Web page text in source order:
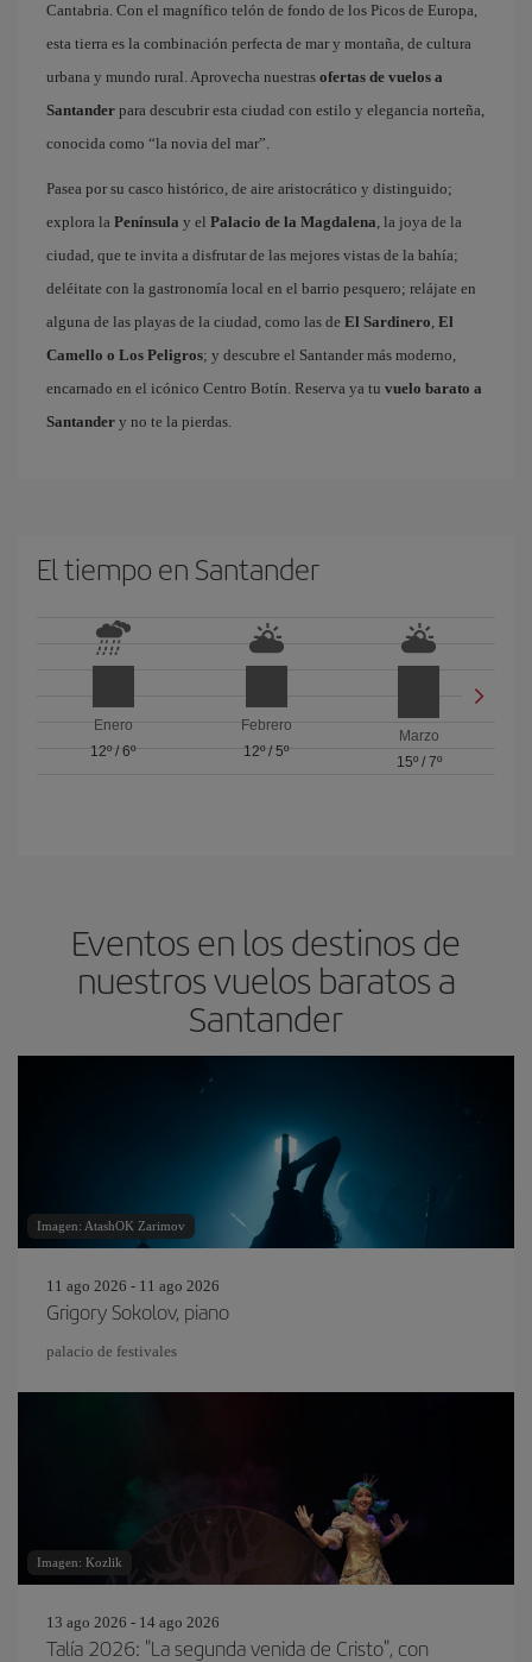
Cantabria. Con el magnífico telón de fondo de los Picos de Europa,
esta tierra es la combinación perfecta de mar y montaña, de cultura
urbana y mundo rural. Aprovecha nuestras ofertas de vuelos a
Santander para descubrir esta ciudad con estilo y elegancia norteña,
conocida como “la novia del mar”.
Pasea por su casco histórico, de aire aristocrático y distinguido;
explora la Península y el Palacio de la Magdalena, la joya de la
ciudad, que te invita a disfrutar de las mejores vistas de la bahía;
deléitate con la gastronomía local en el barrio pesquero; relájate en
alguna de las playas de la ciudad, como las de El Sardinero, El
Camello o Los Peligros; y descubre el Santander más moderno,
encarnado en el icónico Centro Botín. Reserva ya tu vuelo barato a
Santander y no te la pierdas.
El tiempo en Santander
Enero
12º/6º
Febrero
12º/ 5º
Marzo
15º/ 7º
Eventos en los destinos de
nuestros vuelos baratos a
Santander
Imagen: AtashOK Zarimov
11 ago 2026 - 11 ago 2026
Grigory Sokolov, piano
palacio de festivales
Imagen: Kozlik
13 ago 2026 - 14 ago 2026
Talía 2026: "La segunda venida de Cristo", con